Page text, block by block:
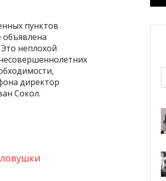
пунктов
объявлена
неплохой
директор
Сокол.